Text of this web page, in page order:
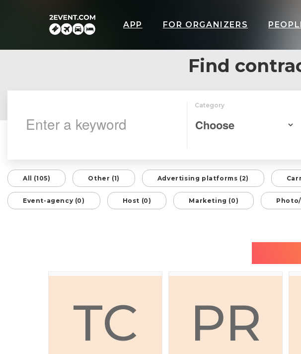
APP FOR ORGANIZERS
Find
Category
All (105) Other (1) Advertising platforms (2)
Event-agency (0) Host (0) Marketing (0)
TC PR